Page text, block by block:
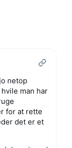
netop
man har
for at rette
det er et